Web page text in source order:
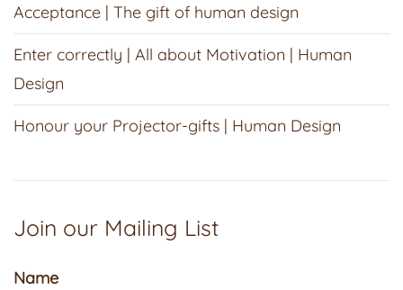
Acceptance | The gift of human design
Enter correctly | All about Motivation | Human
Design
Honour your Projector-gifts | Human Design
Join our Mailing List
Name